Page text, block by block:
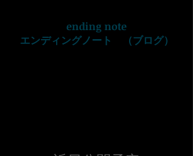
ending note
エンディングノート （ブログ）